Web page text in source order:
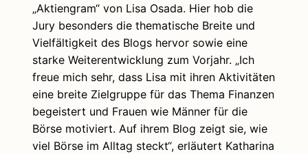
„Aktiengram“ von Lisa Osada. Hier hob die
Jury besonders die thematische Breite und
Vielfältigkeit des Blogs hervor sowie eine
starke Weiterentwicklung zum Vorjahr. „Ich
freue mich sehr, dass Lisa mit ihren Aktivitäten
eine breite Zielgruppe für das Thema Finanzen
begeistert und Frauen wie Männer für die
Börse motiviert. Auf ihrem Blog zeigt sie, wie
viel Börse im Alltag steckt“, erläutert Katharina